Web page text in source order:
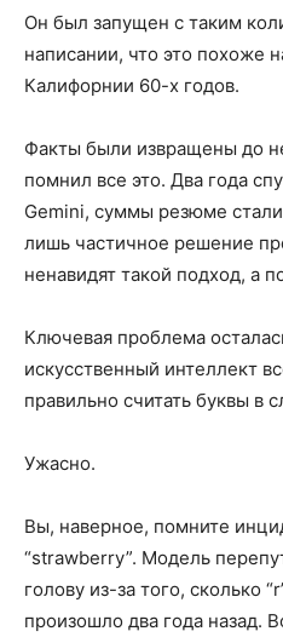
Он был запущен с таким
написании, что это похоже
Калифорнии 60-х годов.
Факты были извращены до
помнил все это. Два года
Gemini, суммы резюме
лишь частичное решение
ненавидят такой подход, а
Ключевая проблема
искусственный интеллект
правильно считать буквы в
Ужасно.
Вы, наверное, помните
“strawberry”. Модель
голову из-за того, сколько
произошло два года назад.